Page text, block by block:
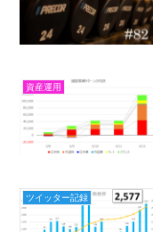
資産運用
ツイッター記録